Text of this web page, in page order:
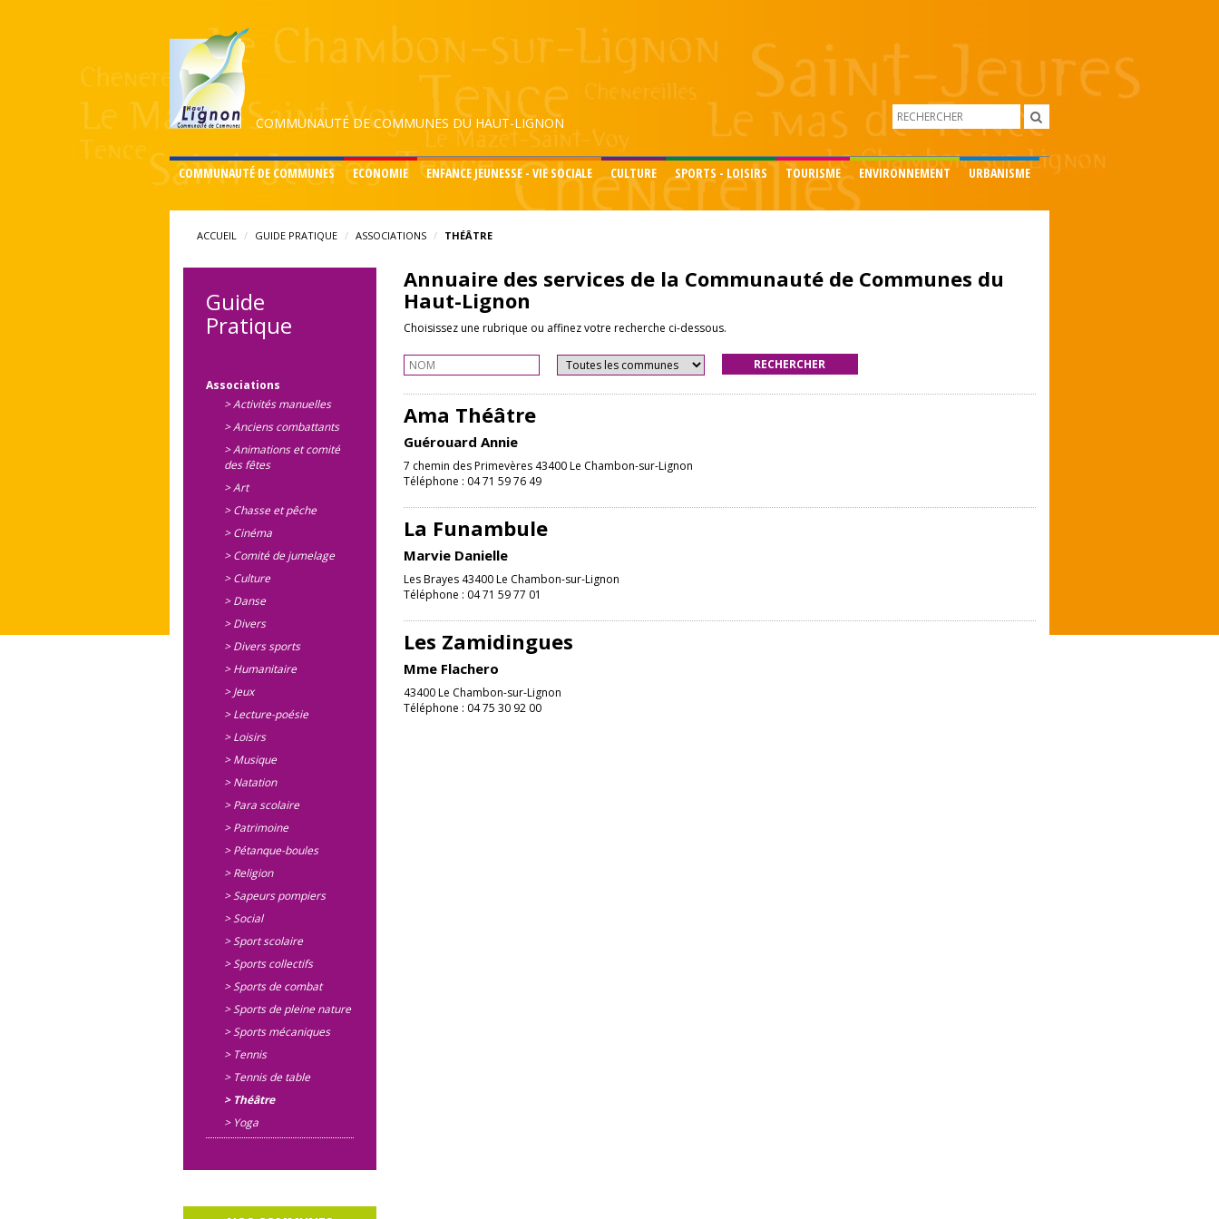
COMMUNAUTÉ DE COMMUNES DU HAUT-LIGNON
COMMUNAUTÉ DE COMMUNES ECONOMIE ENFANCE JEUNESSE - VIE SOCIALE CULTURE SPORTS - LOISIRS TOURISME ENVIRONNEMENT URBANISME
ACCUEIL GUIDE PRATIQUE ASSOCIATIONS THÉÂTRE
Guide
Pratique
Associations
> Activités manuelles
> Anciens combattants
> Animations et comité
des fêtes
> Art
> Chasse et pêche
> Cinéma
> Comité de jumelage
> Culture
> Danse
> Divers
> Divers sports
> Humanitaire
> Jeux
> Lecture-poésie
> Loisirs
> Musique
> Natation
> Para scolaire
> Patrimoine
> Pétanque-boules
> Religion
> Sapeurs pompiers
> Social
> Sport scolaire
> Sports collectifs
> Sports de combat
> Sports de pleine nature
> Sports mécaniques
> Tennis
> Tennis de table
> Théâtre
> Yoga
Annuaire des services de la Communauté de Communes du
Haut-Lignon
Choisissez une rubrique ou affinez votre recherche ci-dessous.
RECHERCHER
Ama Théâtre
Guérouard Annie
7 chemin des Primevères 43400 Le Chambon-sur-Lignon
Téléphone : 04 71 59 76 49
La Funambule
Marvie Danielle
Les Brayes 43400 Le Chambon-sur-Lignon
Téléphone : 04 71 59 77 01
Les Zamidingues
Mme Flachero
43400 Le Chambon-sur-Lignon
Téléphone : 04 75 30 92 00